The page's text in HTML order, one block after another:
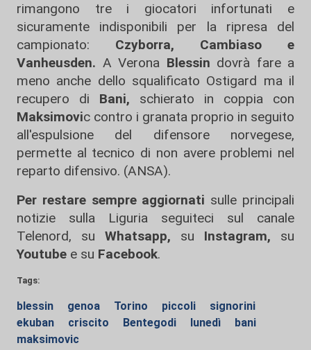
rimangono tre i giocatori infortunati e
sicuramente indisponibili per la ripresa del
campionato: Czyborra, Cambiaso e
Vanheusden. A Verona Blessin dovrà fare a
meno anche dello squalificato Ostigard ma il
recupero di Bani, schierato in coppia con
Maksimovic contro i granata proprio in seguito
all'espulsione del difensore norvegese,
permette al tecnico di non avere problemi nel
reparto difensivo. (ANSA).
Per restare sempre aggiornati sulle principali
notizie sulla Liguria seguiteci sul canale
Telenord, su
Whatsapp, su Instagram, su
Youtube e su Facebook.
Tags:
blessin genoa Torino piccoli
signorini
ekuban
criscito Bentegodi lunedì
bani
maksimovic